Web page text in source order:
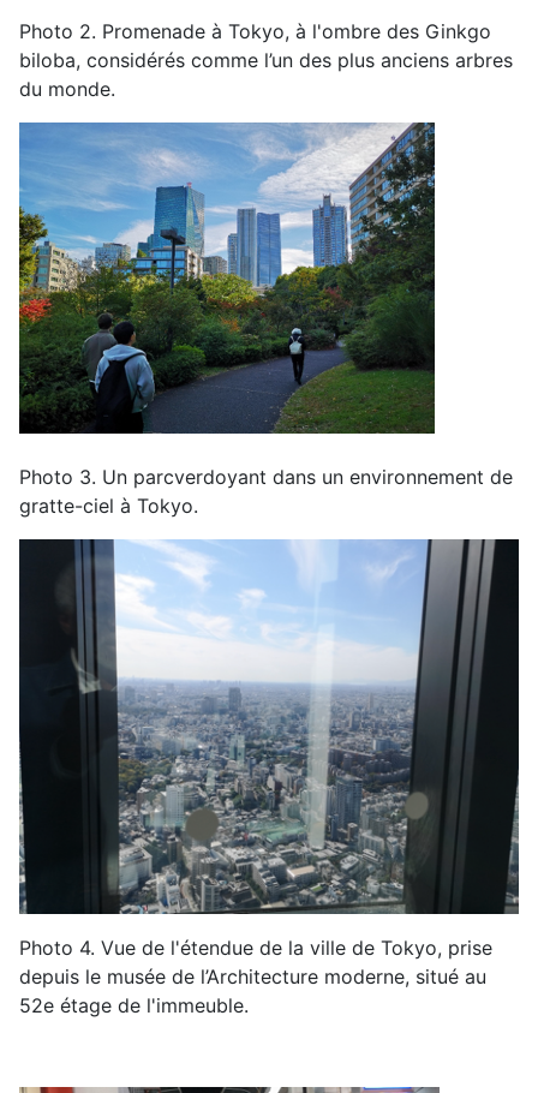
Photo 2. Promenade à Tokyo, à l'ombre des Ginkgo
biloba, considérés comme l’un des plus anciens arbres
du monde.
Photo 3. Un parcverdoyant dans un environnement de
gratte-ciel à Tokyo.
Photo 4. Vue de l'étendue de la ville de Tokyo, prise
depuis le musée de l’Architecture moderne, situé au
52e étage de l'immeuble.